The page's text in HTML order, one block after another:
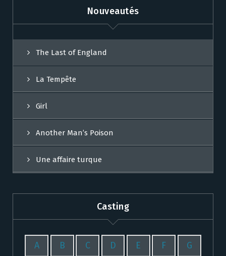
Nouveautés
The Last of England
La Tempête
Girl
Another Man’s Poison
Une affaire turque
Casting
A B C D E F G